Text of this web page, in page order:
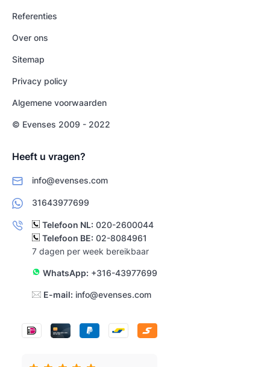
Referenties
Over ons
Sitemap
Privacy policy
Algemene voorwaarden
© Evenses 2009 - 2022
Heeft u vragen?
info@evenses.com
31643977699
Telefoon NL: 020-2600044
Telefoon BE: 02-8084961
7 dagen per week bereikbaar
WhatsApp: +316-43977699
E-mail: info@evenses.com